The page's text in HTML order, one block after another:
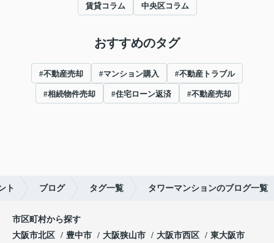
賃貸コラム 中央区コラム
おすすめのタグ
#不動産売却 #マンション購入 #不動産トラブル
#相続物件売却 #住宅ローン返済 #不動産売却
ト ブログ タグ一覧 タワーマンションのブログ一覧
市区町村から探す
大阪市北区
豊中市 大阪狭山市 大阪市西区 東大阪市